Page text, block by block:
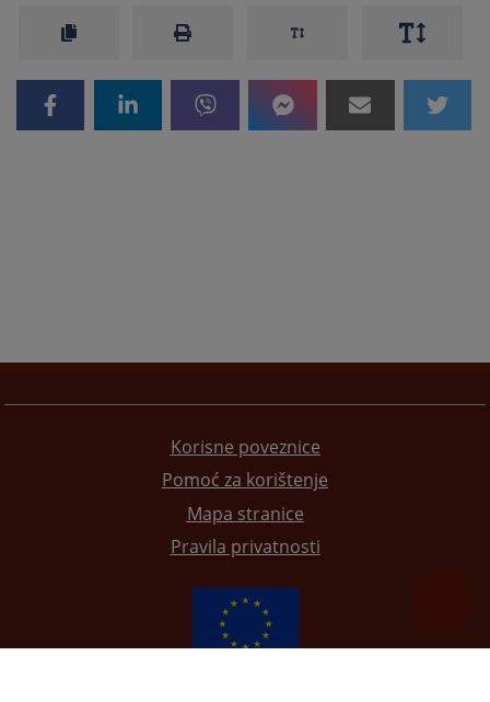
Korisne poveznice
Pomoć za korištenje
Mapa stranice
Pravila privatnosti